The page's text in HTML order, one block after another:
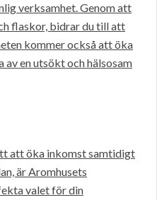
verksamhet. Genom att
flaskor, bidrar du till att
kommer också att öka
en utsökt och hälsosam
att öka inkomst samtidigt
är Aromhusets
valet för din